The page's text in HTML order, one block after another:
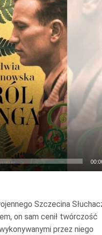
Szczecina
on sam cenił twórczość
przez niego